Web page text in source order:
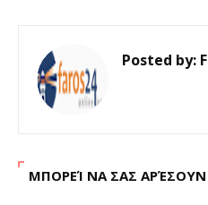
Posted by:
ΜΠΟΡΕΊ ΝΑ ΣΑΣ ΑΡΈΣΟΥΝ